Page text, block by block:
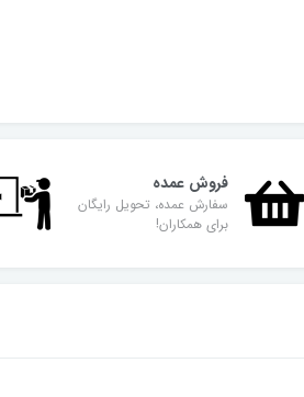
فروش عمده
سفارش عمده، تحویل رایگان
برای همکاران!